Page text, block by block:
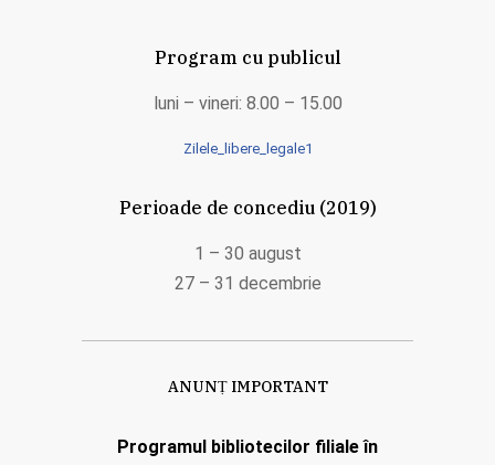
Program cu publicul
luni – vineri: 8.00 – 15.00
Zilele_libere_legale1
Perioade de concediu (2019)
1 – 30 august
27 – 31 decembrie
ANUNṬ IMPORTANT
Programul bibliotecilor filiale în